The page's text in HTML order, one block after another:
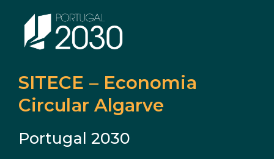
Fundo Santa Casa
Pares 3.0
IEFP
SITECE – Economia
Circular Algarve
Portugal 2030